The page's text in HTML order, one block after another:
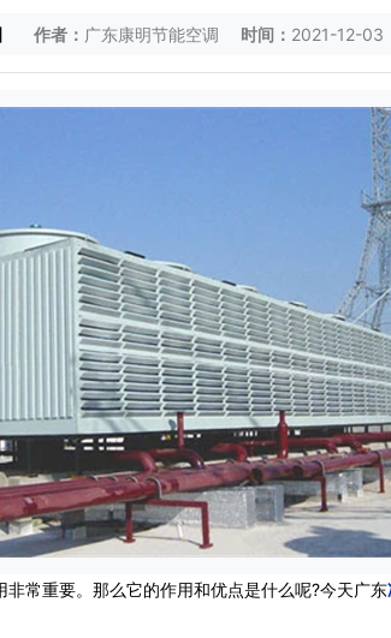
作者： 广东康明节能空调 时间： 2021-12-03
常重要。那么它的作用和优点是什么呢?今天广东